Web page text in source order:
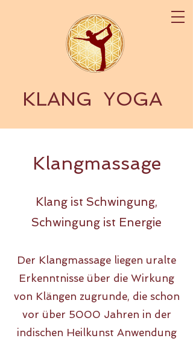
YOGA
KLANG
Klangmassage
Klang ist Schwingung,
Schwingung ist Energie
Der Klangmassage liegen uralte
Erkenntnisse über die Wirkung
von Klängen zugrunde, die schon
vor über 5000 Jahren in der
indischen Heilkunst Anwendung